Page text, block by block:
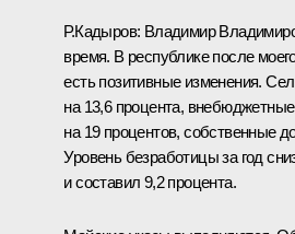
Р.Кадыров: Владимир
время. В республике после
есть позитивные изменения.
на 13,6 процента,
на 19 процентов, собственные
Уровень безработицы за год
и составил 9,2 процента.